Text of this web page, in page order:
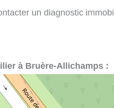
un diagnostic
à Bruère-Allichamps :